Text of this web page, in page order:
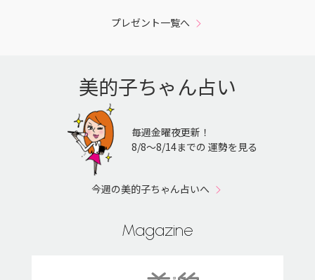
プレゼント一覧へ
美的子ちゃん占い
毎週金曜夜更新！
8/8〜8/14までの 運勢を見る
今週の美的子ちゃん占いへ
Magazine